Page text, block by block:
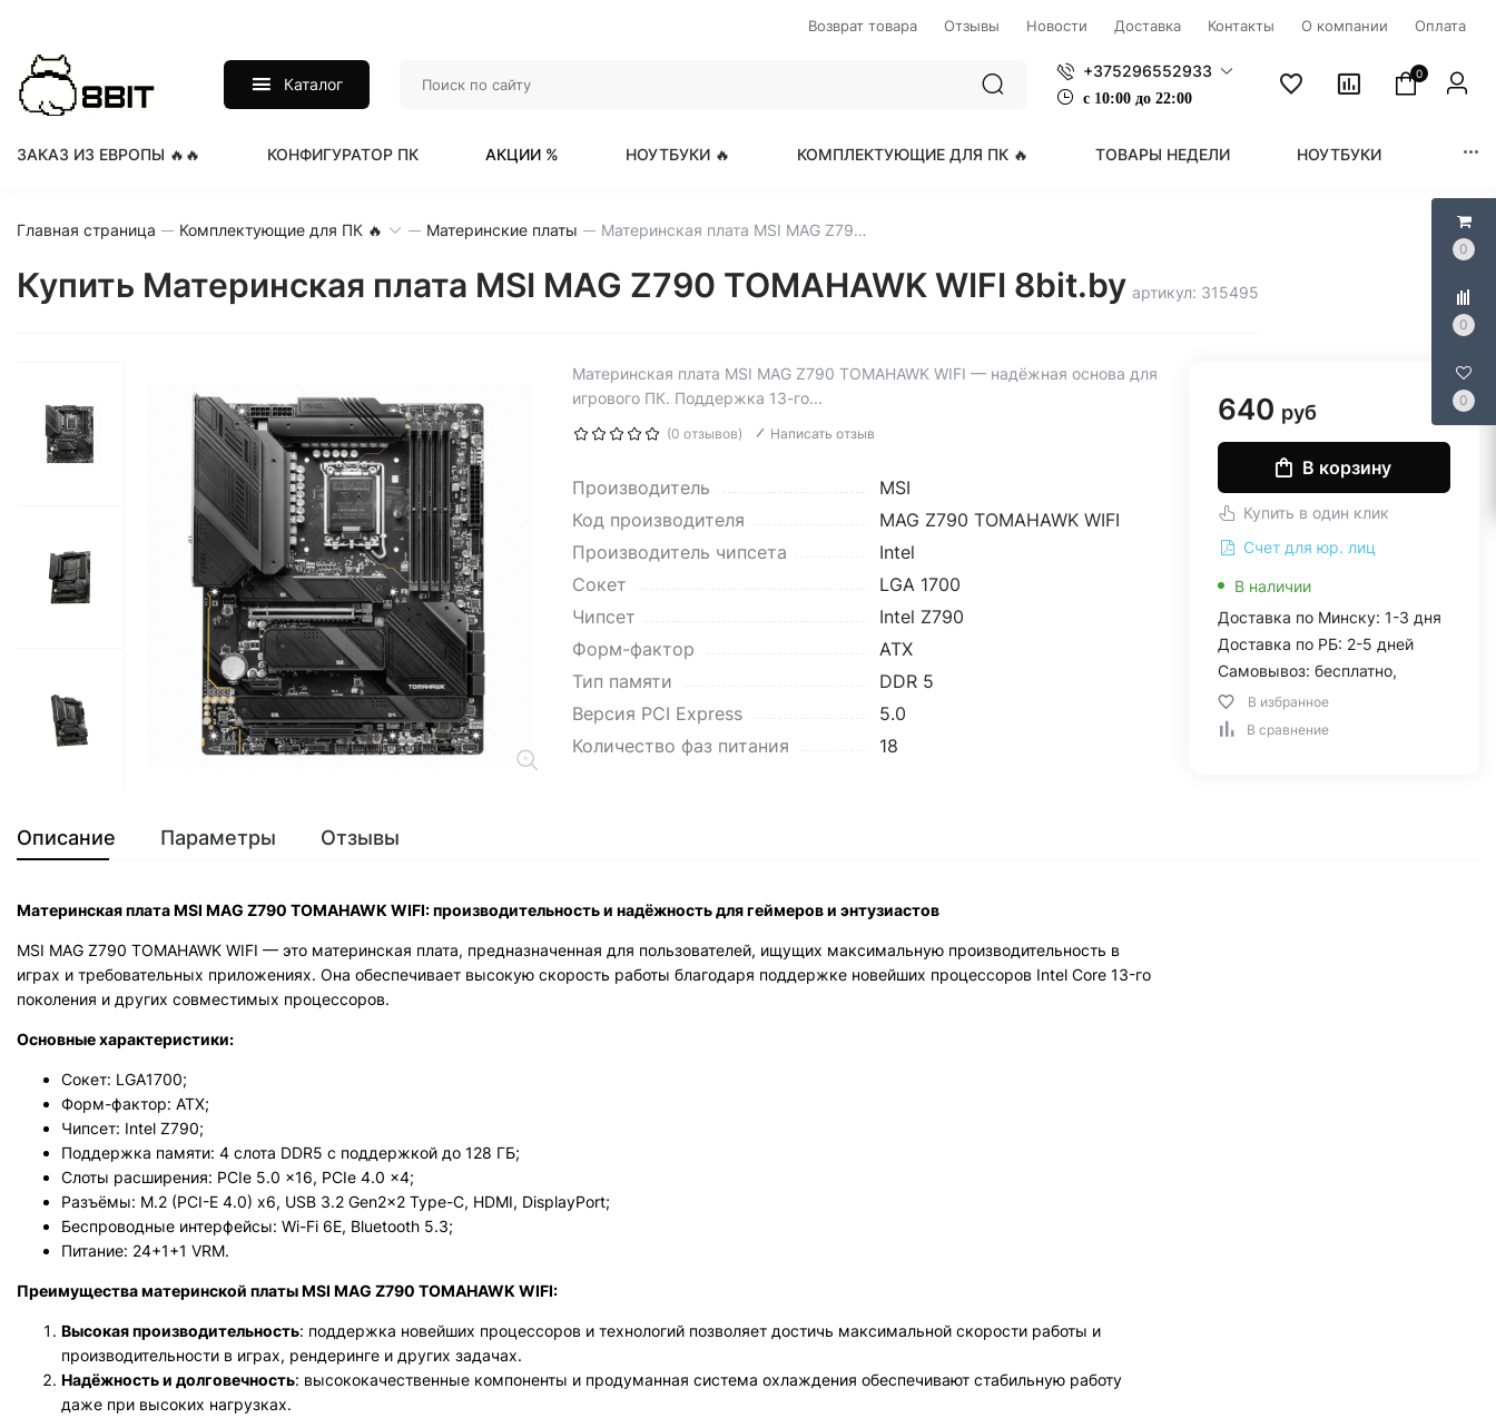
0
0
0
Возврат товара Отзывы Новости Доставка Контакты О компании Оплата
Каталог
+375296552933
с 1 0:00 до 22:00
0
ЗАКАЗ ИЗ ЕВРОПЫ 🔥🔥 КОНФИГУРАТОР ПК АКЦИИ % НОУТБУКИ 🔥 КОМПЛЕКТУЮЩИЕ ДЛЯ ПК 🔥 ТОВАРЫ НЕДЕЛИ НОУТБУКИ
Главная страница Комплектующие для ПК 🔥 Материнские платы Материнская плата MSI MAG Z790 TOMAHAWK WIFI
Купить Материнская плата MSI MAG Z790 TOMAHAWK WIFI 8bit.by артикул: 315495
Материнская плата MSI MAG Z790 TOMAHAWK WIFI — надёжная основа для
игрового ПК. Поддержка 13-го...
(0 отзывов) Написать отзыв
Производитель
MSI
Код производителя
MAG Z790 TOMAHAWK WIFI
Производитель чипсета
Intel
Сокет
LGA 1700
Чипсет
Intel Z790
Форм-фактор
ATX
Тип памяти
DDR 5
Версия PCI Express
5.0
Количество фаз питания
18
640 руб
В корзину
Купить в один клик
Счет для юр. лиц
В наличии
Доставка по Минску: 1-3 дня
Доставка по РБ: 2-5 дней
Самовывоз: бесплатно,
В избранное
В сравнение
Описание Параметры Отзывы
Материнская плата MSI MAG Z790 TOMAHAWK WIFI: производительность и надёжность для геймеров и энтузиастов
MSI MAG Z790 TOMAHAWK WIFI — это материнская плата, предназначенная для пользователей, ищущих максимальную производительность в
играх и требовательных приложениях. Она обеспечивает высокую скорость работы благодаря поддержке новейших процессоров Intel Core 13-го
поколения и других совместимых процессоров.
Основные характеристики:
Сокет: LGA1700;
Форм-фактор: ATX;
Чипсет: Intel Z790;
Поддержка памяти: 4 слота DDR5 с поддержкой до 128 ГБ;
Слоты расширения: PCIe 5.0 x16, PCIe 4.0 x4;
Разъёмы: M.2 (PCI-E 4.0) x6, USB 3.2 Gen2x2 Type-C, HDMI, DisplayPort;
Беспроводные интерфейсы: Wi-Fi 6E, Bluetooth 5.3;
Питание: 24+1+1 VRM.
Преимущества материнской платы MSI MAG Z790 TOMAHAWK WIFI:
Высокая производительность: поддержка новейших процессоров и технологий позволяет достичь максимальной скорости работы и
производительности в играх, рендеринге и других задачах.
Надёжность и долговечность: высококачественные компоненты и продуманная система охлаждения обеспечивают стабильную работу
даже при высоких нагрузках.